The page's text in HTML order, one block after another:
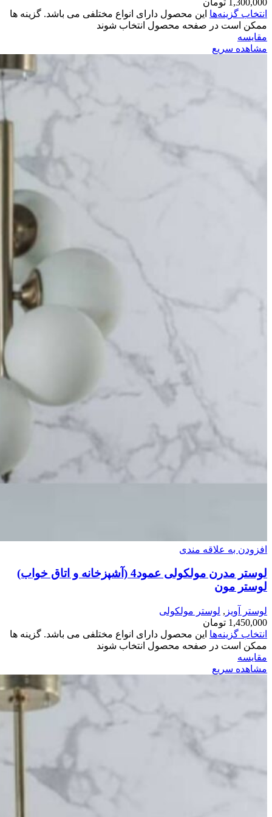
1,300,000
تومان
انتخاب گزینه‌ها این محصول دارای انواع مختلفی می باشد. گزینه ها
ممکن است در صفحه محصول انتخاب شوند
مقایسه
مشاهده سریع
افزودن به علاقه مندی
لوستر مدرن مولکولی عمود4 (آشپزخانه و اتاق خواب)
لوستر مون
لوستر آویز , لوستر مولکولی
1,450,000 تومان
انتخاب گزینه‌ها این محصول دارای انواع مختلفی می باشد. گزینه ها
ممکن است در صفحه محصول انتخاب شوند
مقایسه
مشاهده سریع